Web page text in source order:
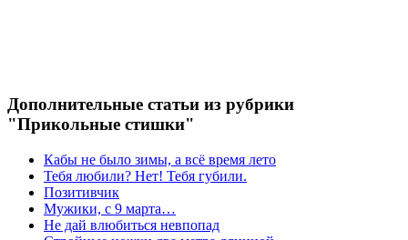
Дополнительные статьи из рубрики
"Прикольные стишки"
Кабы не было зимы, а всё время лето
Тебя любили? Нет! Тебя губили.
Позитивчик
Мужики, с 9 марта…
Не дай влюбиться невпопад